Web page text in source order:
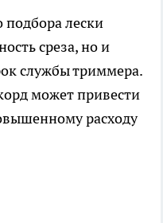
подбора лески
среза, но и
службы триммера.
может привести
расходу